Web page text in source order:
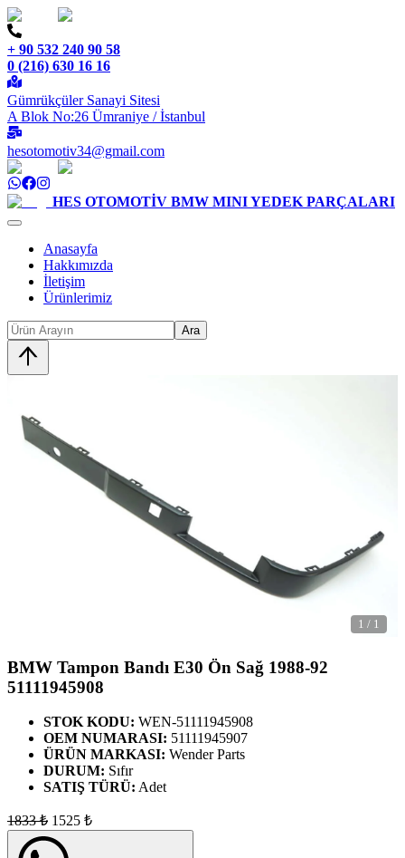
+ 90 532 240 90 58
0 (216) 630 16 16
Gümrükçüler Sanayi Sitesi
A Blok No:26 Ümraniye / İstanbul
hesotomotiv34@gmail.com
HES OTOMOTİV BMW MINI YEDEK PARÇALARI
Anasayfa
Hakkımızda
İletişim
Ürünlerimiz
Ara
1 / 1
BMW Tampon Bandı E30 Ön Sağ 1988-92
51111945908
STOK KODU: WEN-51111945908
OEM NUMARASI: 51111945907
ÜRÜN MARKASI: Wender Parts
DURUM: Sıfır
SATIŞ TÜRÜ: Adet
1833₺ 1525 ₺